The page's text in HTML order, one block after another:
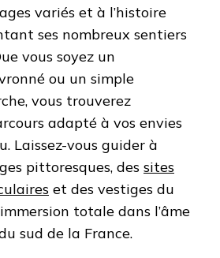
variés et à l’histoire
ses nombreux sentiers
vous soyez un
ou un simple
vous trouverez
adapté à vos envies
Laissez-vous guider à
pittoresques, des sites
et des vestiges du
totale dans l’âme
sud de la France.